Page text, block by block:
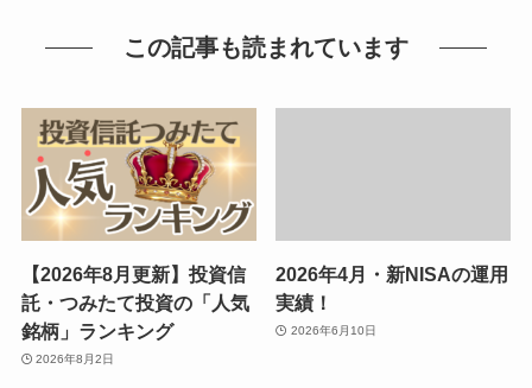
この記事も読まれています
【2026年8月更新】投資信
託・つみたて投資の「人気
銘柄」ランキング
2026年8月2日
2026年4月・新NISAの運用
実績！
2026年6月10日